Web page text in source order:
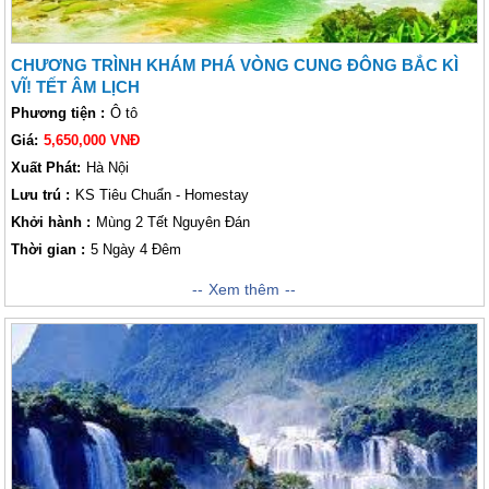
CHƯƠNG TRÌNH KHÁM PHÁ VÒNG CUNG ĐÔNG BẮC KÌ
VĨ! TẾT ÂM LỊCH
Phương tiện : Ô tô
Giá: 5,650,000 VNĐ
Xuất Phát: Hà Nội
Lưu trú : KS Tiêu Chuẩn - Homestay
Khởi hành : Mùng 2 Tết Nguyên Đán
Thời gian : 5 Ngày 4 Đêm
Là một tỉnh biên giới, Hà Giang nằm ở vùng cực Bắc xa xôi của Tổ quốc.
Đến thăm tỉnh này để du hành ngược thời gian và khám phá một số cảnh
quan hiểm trở và hùng vĩ nhất của Việt Nam. khách thăm quan có thể
được hòa mình vào vẻ hùng vĩ của thiên nhiên đất trời và bầu không khí
của các thị trấn xa xôi và các bản làng dân tộc thiểu số. Hà Giang nổi
tiếng với những điệu múa khèn đặc trưng của dân tộc H'mông và nhiều
danh thắng hùng vĩ hoang sơ ,… cùng nét văn hóa phong tục tập quán
độc đáo của cư dân bản địa... Tất cả tạo nên một Vòng cung Đông Bắc
cuốn hút và thú vị với mọi miền Lữ khách trong và ngoài nước.
Xem thêm